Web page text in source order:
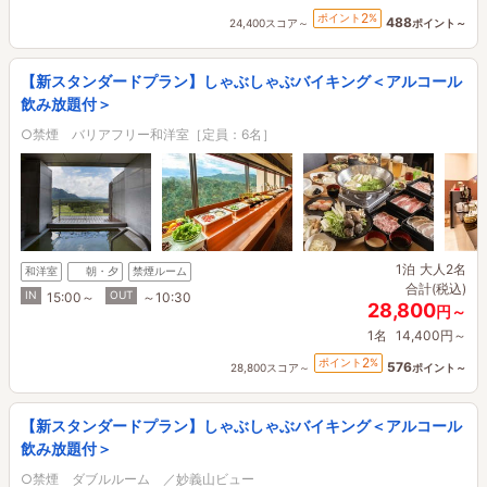
24,400スコア～ ポイント 2% 488ポイント～
【新スタンダードプラン】しゃぶしゃぶバイキング＜アルコール
飲み放題付＞
○禁煙 バリアフリー和洋室［定員：6名］
和洋室 朝・夕
禁煙ルーム
IN
15:00～ OUT ～10:30
1泊 大人2名
合計(税込)
28,800円～
1名 14,400円～
28,800スコア～ ポイント 2% 576ポイント～
【新スタンダードプラン】しゃぶしゃぶバイキング＜アルコール
飲み放題付＞
○禁煙 ダブルルーム ／妙義山ビュー